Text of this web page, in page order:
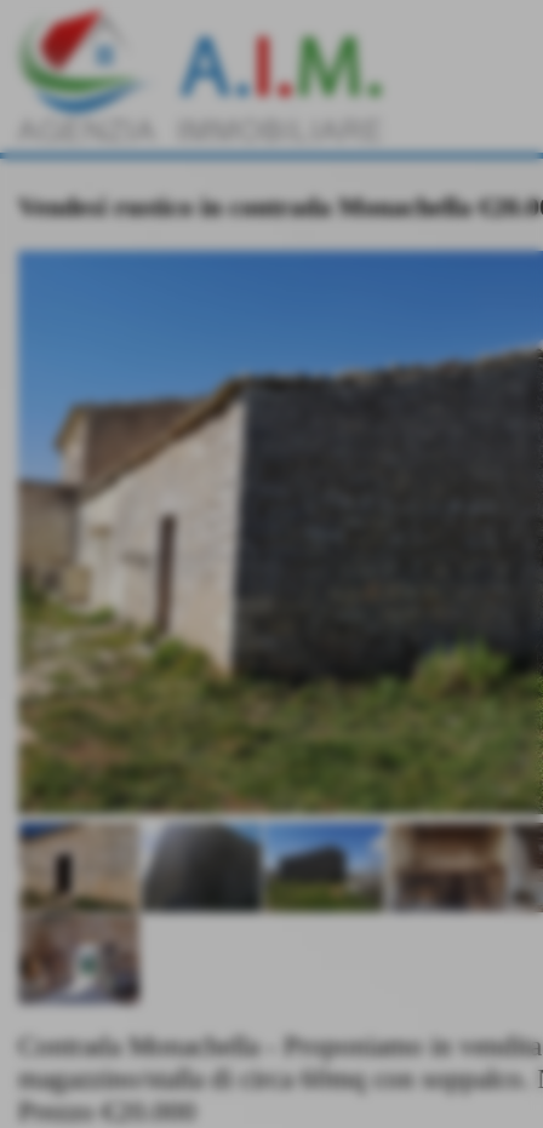
Vendesi rustico in contrada Monachella
Contrada Monachella - Proponiamo in
magazzino/stalla di circa 60mq con soppalco.
Prezzo €20.000